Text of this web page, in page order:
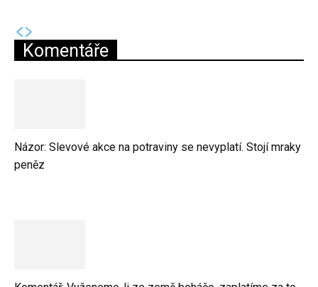
Komentáře
Názor: Slevové akce na potraviny se nevyplatí. Stojí mraky
peněz